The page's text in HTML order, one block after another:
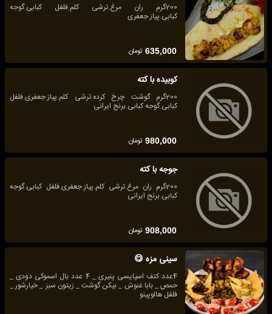
200گرم ران مرغ.ترشی کلم.فلفل کبابی.گوجه
کبابی.پیاز.جعفری
635,000 تومان
کوبیده با کته
200گرم گوشت چرخ کرده.ترشی کلم.پیاز.جعفری.فلفل
کبابی.گوجه کبابی.برنج ایرانی
980,000 تومان
جوجه با کته
200گرم ران مرغ.ترشی کلم.پیاز.جعفری.فلفل کبابی.گوجه
کبابی.برنج ایرانی
908,000 تومان
سینی مزه 😋
4عدد کتف اسپایسی پنیری _ 4 عدد بال اسموکی دودی _
حمص _ بابا غنوش _ بیکن گوشت _ زیتون سبز _ خیارشور _
فلفل هالوپینو